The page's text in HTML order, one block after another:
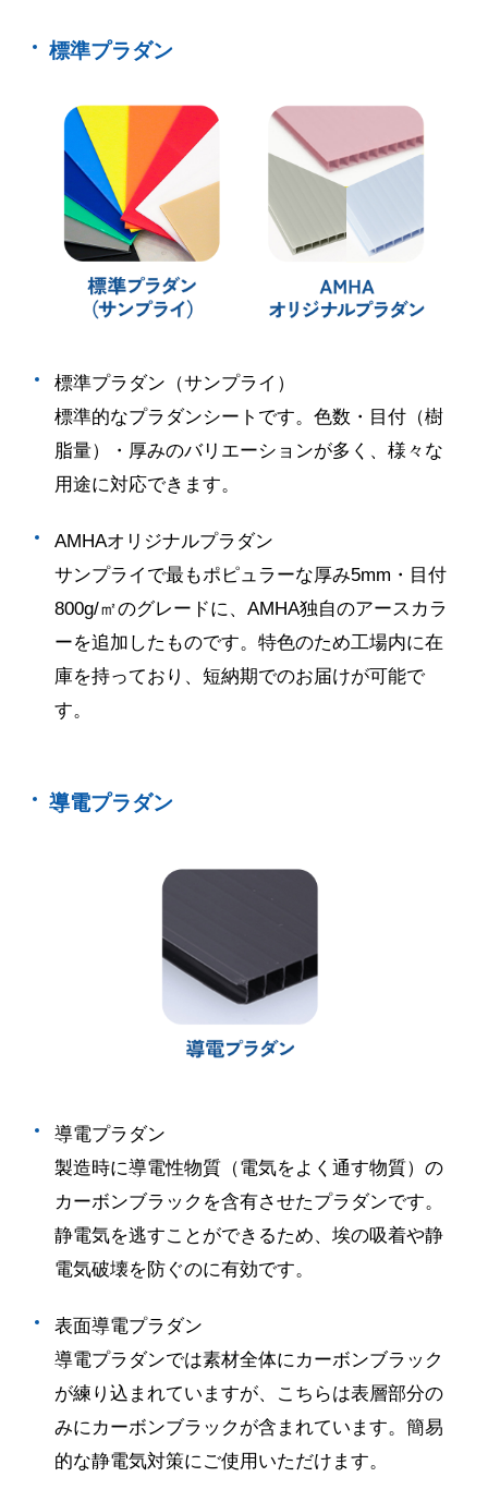
標準プラダン
標準プラダン（サンプライ）
標準的なプラダンシートです。色数・目付（樹
脂量）・厚みのバリエーションが多く、様々な
用途に対応できます。
AMHAオリジナルプラダン
サンプライで最もポピュラーな厚み5mm ・目付
800g/㎡のグレードに、 AMHA独自のアースカラ
ーを追加したものです。特色のため工場内に在
庫を持っており、短納期でのお届けが可能で
す。
導電プラダン
導電プラダン
製造時に導電性物質（電気をよく通す物質）の
カーボンブラックを含有させたプラダンです。
静電気を逃すことができるため、埃の吸着や静
電気破壊を防ぐのに有効です。
表面導電プラダン
導電プラダンでは素材全体にカーボンブラック
が練り込まれていますが、こちらは表層部分の
みにカーボンブラックが含まれています。簡易
的な静電気対策にご使用いただけます。